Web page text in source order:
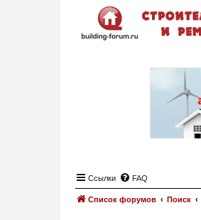
Ссылки FAQ
Список форумов Поиск